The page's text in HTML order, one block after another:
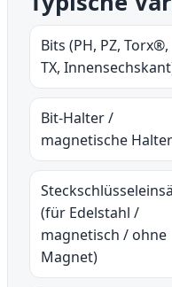
Bits (PH, PZ, Torx®,
TX,
Bit-Halter /
magnetische Halter
(für Edelstahl /
magnetisch / ohne
Magnet)